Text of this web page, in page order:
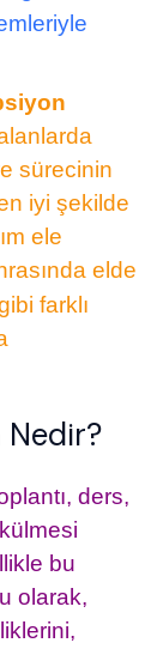
sürecinin
iyi şekilde
ele
elde
farklı
Nedir?
ders,
bu
olarak,